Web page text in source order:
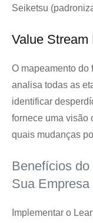
Seiketsu
Value Stream
O mapeamento do
analisa todas as
identificar
fornece uma visão
quais mudanças
Benefícios
Sua Empresa
Implementar o